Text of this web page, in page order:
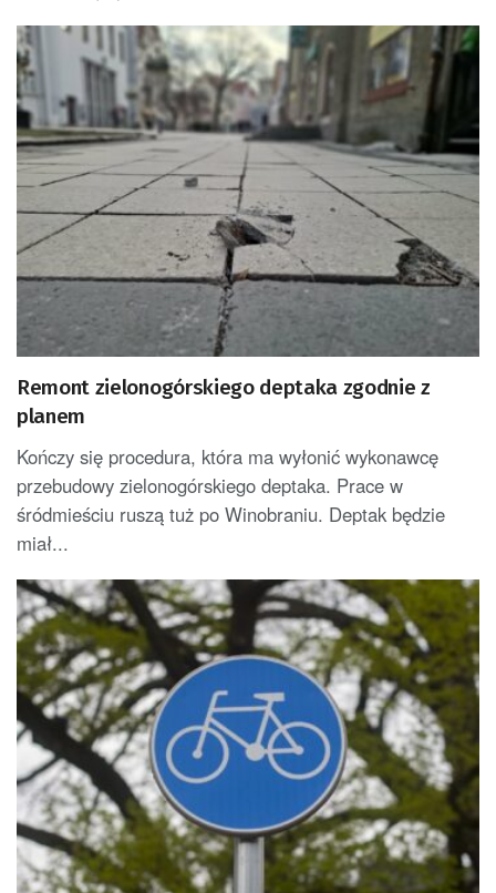
Remont zielonogórskiego deptaka zgodnie z
planem
Kończy się procedura, która ma wyłonić wykonawcę
przebudowy zielonogórskiego deptaka. Prace w
śródmieściu ruszą tuż po Winobraniu. Deptak będzie
miał...